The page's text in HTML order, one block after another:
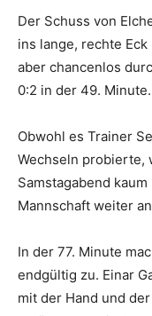
Der Schuss von
ins lange, rechte
aber chancenlos
0:2 in der 49. Minute.
Obwohl es Trainer
Wechseln probierte,
Samstagabend
Mannschaft weiter
In der 77. Minute
endgültig zu. Einar
mit der Hand und